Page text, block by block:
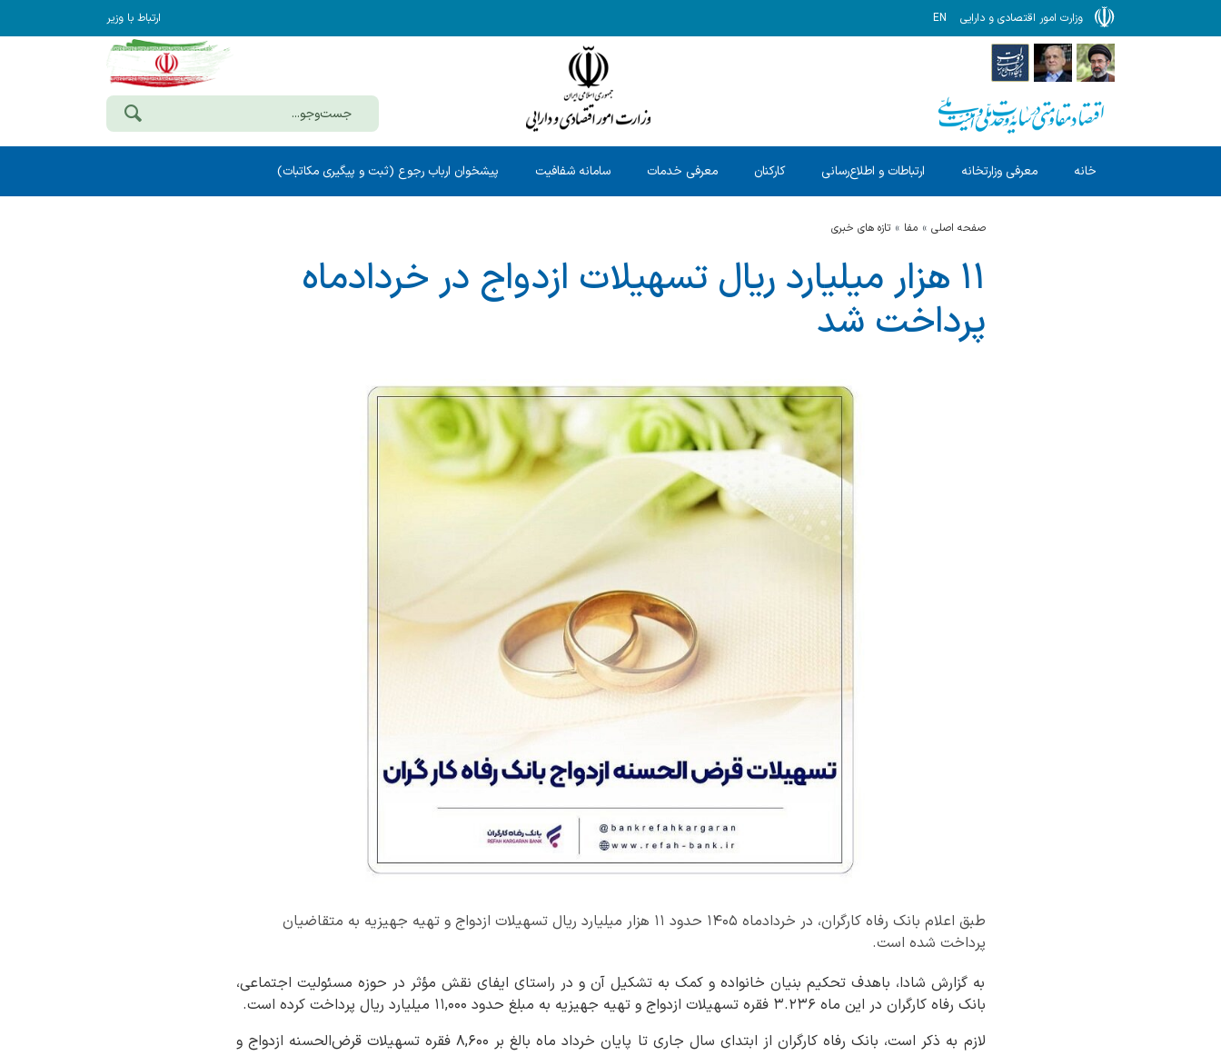
وزارت امور اقتصادی و دارایی EN ارتباط با وزیر
خانه معرفی وزارتخانه ارتباطات و اطلاع‌رسانی کارکنان معرفی خدمات سامانه شفافیت پیشخوان ارباب رجوع (ثبت و پیگیری مکاتبات)
صفحه اصلی مفا تازه های خبری
۱۱ هزار میلیارد ریال تسهیلات ازدواج در خردادماه
پرداخت شد
طبق اعلام بانک رفاه کارگران، در خردادماه ۱۴۰۵ حدود ۱۱ هزار میلیارد ریال تسهیلات ازدواج و تهیه جهیزیه به متقاضیان
پرداخت شده است.
به گزارش شادا، باهدف تحکیم بنیان خانواده و کمک به تشکیل آن و در راستای ایفای نقش مؤثر در حوزه مسئولیت اجتماعی،
بانک رفاه کارگران در این ماه ۳.۲۳۶ فقره تسهیلات ازدواج و تهیه جهیزیه به مبلغ حدود ۱۱,۰۰۰ میلیارد ریال پرداخت کرده است.
لازم به ذکر است، بانک رفاه کارگران از ابتدای سال جاری تا پایان خرداد ماه بالغ بر ۸,۶۰۰ فقره تسهیلات قرض‌الحسنه ازدواج و